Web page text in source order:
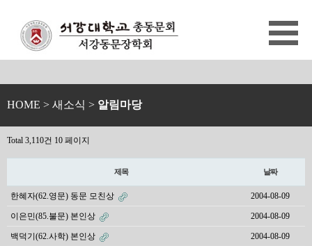
HOME > 새소식 > 알림마당
Total 3,110건 10 페이지
제목 날짜
한혜자(62.영문) 동문 모친상 2004-08-09
이은민(85.불문) 본인상 2004-08-09
백덕기(62.사학) 본인상 2004-08-09